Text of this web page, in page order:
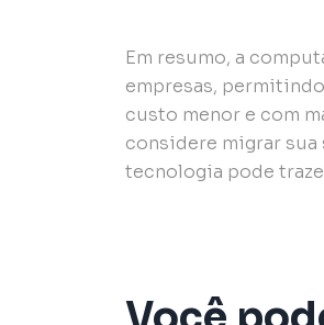
Em resumo, a
empresas,
custo menor e com
considere migrar sua
tecnologia pode